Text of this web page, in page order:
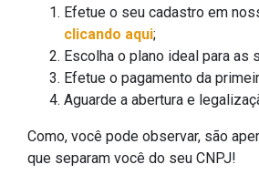
Efetue o seu cadastro em
clicando aqui;
Escolha o plano ideal para as
Efetue o pagamento da
Aguarde a abertura e
Como, você pode observar, são
que separam você do seu CNPJ!